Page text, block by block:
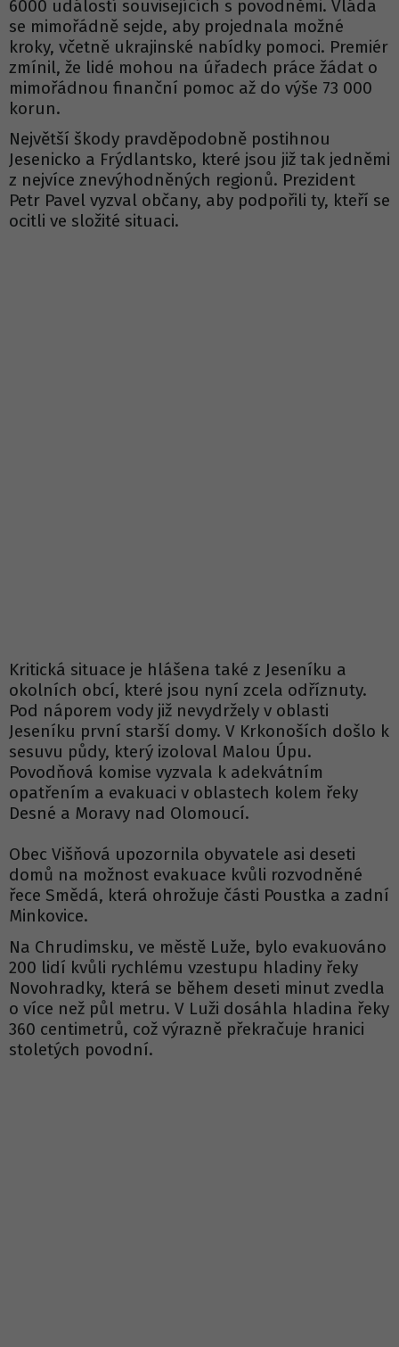
6000 událostí souvisejících s povodněmi. Vláda
se mimořádně sejde, aby projednala možné
kroky, včetně ukrajinské nabídky pomoci. Premiér
zmínil, že lidé mohou na úřadech práce žádat o
mimořádnou finanční pomoc až do výše 73 000
korun.
Největší škody pravděpodobně postihnou
Jesenicko a Frýdlantsko, které jsou již tak jedněmi
z nejvíce znevýhodněných regionů. Prezident
Petr Pavel vyzval občany, aby podpořili ty, kteří se
ocitli ve složité situaci.
Kritická situace je hlášena také z Jeseníku a
okolních obcí, které jsou nyní zcela odříznuty.
Pod náporem vody již nevydržely v oblasti
Jeseníku první starší domy. V Krkonoších došlo k
sesuvu půdy, který izoloval Malou Úpu.
Povodňová komise vyzvala k adekvátním
opatřením a evakuaci v oblastech kolem řeky
Desné a Moravy nad Olomoucí.
Obec Višňová upozornila obyvatele asi deseti
domů na možnost evakuace kvůli rozvodněné
řece Smědá, která ohrožuje části Poustka a zadní
Minkovice.
Na Chrudimsku, ve městě Luže, bylo evakuováno
200 lidí kvůli rychlému vzestupu hladiny řeky
Novohradky, která se během deseti minut zvedla
o více než půl metru. V Luži dosáhla hladina řeky
360 centimetrů, což výrazně překračuje hranici
stoletých povodní.